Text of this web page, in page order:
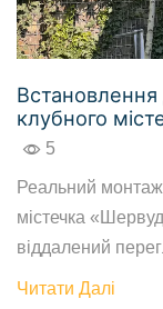
Встановлення
клубного
5
Реальний монтаж
містечка
віддалений
Читати Далі